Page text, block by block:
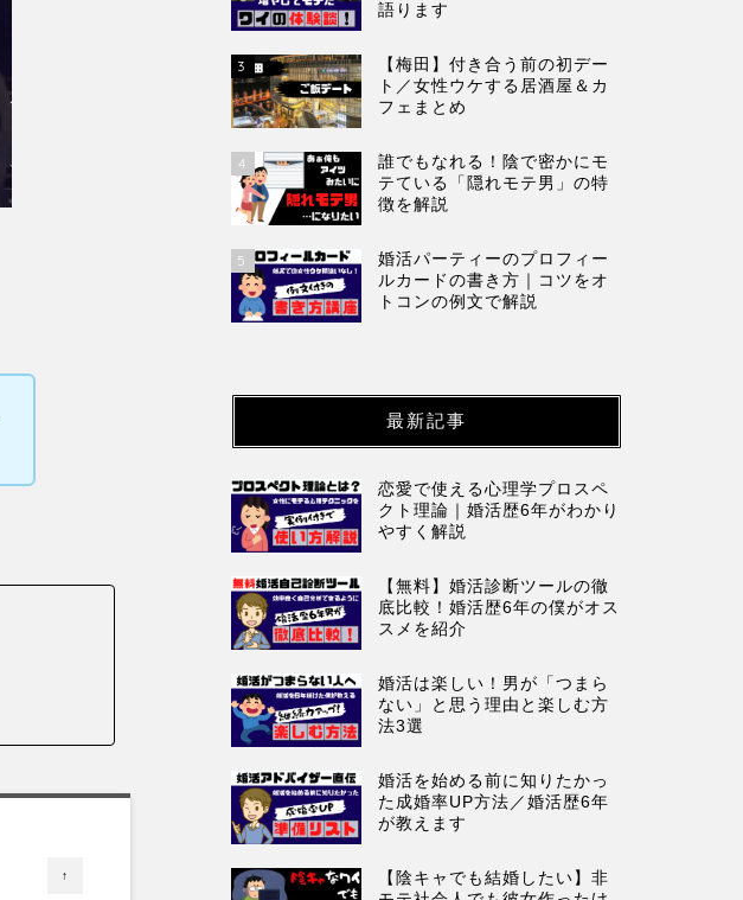
↑
語ります
3
【梅田】付き合う前の初デー
ト／女性ウケする居酒屋＆カ
フェまとめ
4
誰でもなれる！陰で密かにモ
テている「隠れモテ男」の特
徴を解説
5
婚活パーティーのプロフィー
ルカードの書き方｜コツをオ
トコンの例文で解説
最新記事
恋愛で使える心理学プロスペ
クト理論｜婚活歴6年がわかり
やすく解説
【無料】婚活診断ツールの徹
底比較！婚活歴6年の僕がオス
スメを紹介
婚活は楽しい！男が「つまら
ない」と思う理由と楽しむ方
法3選
婚活を始める前に知りたかっ
た成婚率UP方法／婚活歴6年
が教えます
【陰キャでも結婚したい】非